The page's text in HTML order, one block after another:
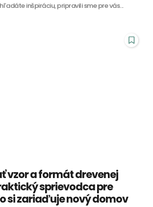
inšpiráciu, pripravili sme pre vás...
vzor a formát drevenej
sprievodca pre
si zariaďuje nový domov